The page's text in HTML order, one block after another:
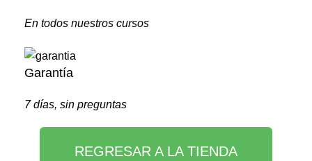
En todos nuestros cursos
Garantía
7 días, sin preguntas
REGRESAR A LA TIENDA